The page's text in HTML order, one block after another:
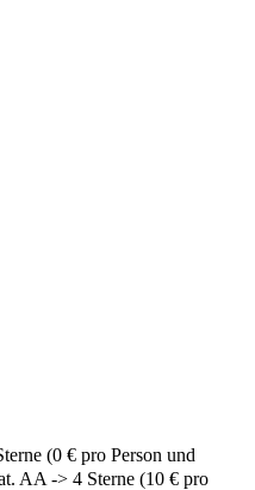
(0 € pro Person und
AA -> 4 Sterne (10 € pro